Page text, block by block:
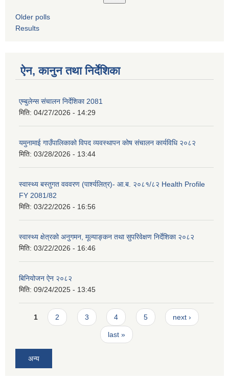
Older polls
Results
ऐन, कानुन तथा निर्देशिका
एम्बुलेन्स संचालन निर्देशिका 2081
मिति: 04/27/2026 - 14:29
यमुनामाई गाउँपालिकाको विपद व्यवस्थापन कोष संचालन कार्यविधि २०८२
मिति: 03/28/2026 - 13:44
स्वास्थ्य बस्तुगत वववरण (पार्श्यलित्र)- आ.ब. २०८१/८२ Health Profile
FY 2081/82
मिति: 03/22/2026 - 16:56
स्वास्थ्य क्षेत्रको अनुगमन, मूल्याङ्कन तथा सुपरिवेक्षण निर्देशिका २०८२
मिति: 03/22/2026 - 16:46
बिनियोजन ऐन २०८२
मिति: 09/24/2025 - 13:45
Pages
1 2 3 4 5 next ›
last »
अन्य